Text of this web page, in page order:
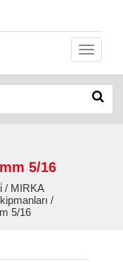
5/16
/ MIRKA
/
5/16